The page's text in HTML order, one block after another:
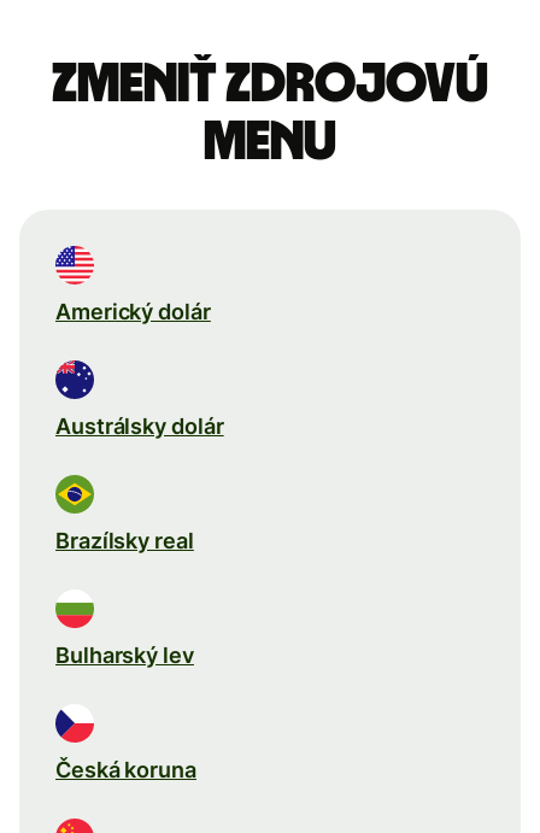
Zmeniť zdrojovú
menu
Americký dolár
Austrálsky dolár
Brazílsky real
Bulharský lev
Česká koruna